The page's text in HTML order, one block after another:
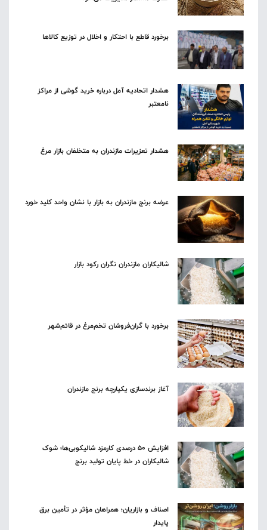
برخورد قاطع با احتکار و اخلال در توزیع کالاها
هشدار اتحادیه آمل درباره خرید گوشی از مراکز
نامعتبر
هشدار تعزیرات مازندران به متخلفان بازار مرغ
عرضه برنج مازندران به بازار با نشان واحد کلید خورد
شالیکاران مازندران نگران رکود بازار
برخورد با گران‌فروشان تخم‌مرغ در قائم‌شهر
آغاز برندسازی یکپارچه برنج مازندران
افزایش ۵۰ درصدی کارمزد شالیکوبی‌ها؛ شوک
شالیکاران در خط پایان تولید برنج
اصناف و بازاریان؛ همراهان مؤثر در تأمین برق
پایدار